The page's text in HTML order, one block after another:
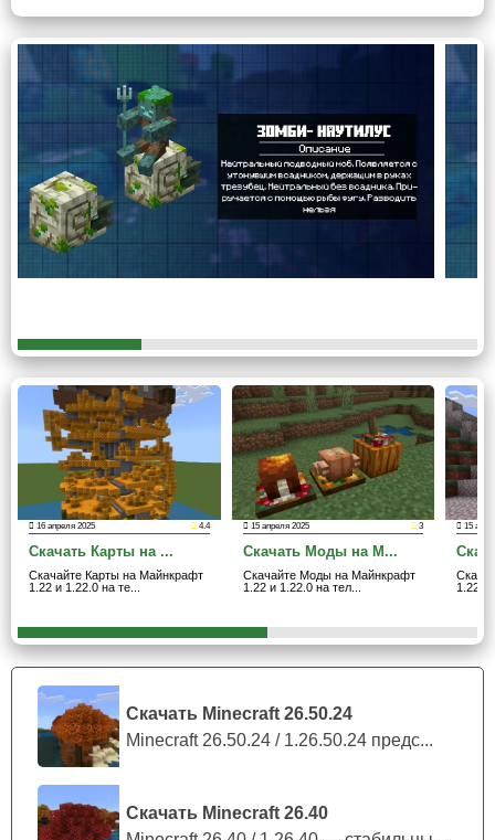
Скачать Minecraft 26.50.24
Minecraft 26.50.24 / 1.26.50.24 предс...
Скачать Minecraft 26.40
полигональной сетки
Подверглись переработке хитбоксы и UV-развёртка
детёнышей зомби, кадавров, пиглинов и утопленников.
Ранее на среднечастотных GPU наблюдались
артефакты скелетной анимации при экипировке шлемов
и нагрудников. Актуальная версия Minecraft PE 26.10.23
нивелирует данные искажения за счёт принудительного
LOD-сглаживания в режиме реального времени.
Визуально это выражается в читаемых пропорциях
коллизию.
Геймплейная механика:
золотой одуванчик
Ранее декоративный блок получил статус утилитарного.
Золотой одуванчик интегрирован в систему крафта как
источник жёлтого красителя и компонент
подозрительного супа.
теперь мобы демонстрируют повышенную аггрессию к
данному предмету, что позволяет использовать его в
качестве приманки при постройке ферм. Эндермены
также получили возможность поднимать поставленные
экземпляры цветка.
Describe-биндинг:
16 апреля 2025 4.4
Скачать Карты на ...
Скачайте Карты на Майнкрафт
1.22 и 1.22.0 на те...
15 апреля 2025 3
Скачать Моды на М...
Скачайте Моды на Майнкрафт
1.22 и 1.22.0 на тел...
15
1.22 и